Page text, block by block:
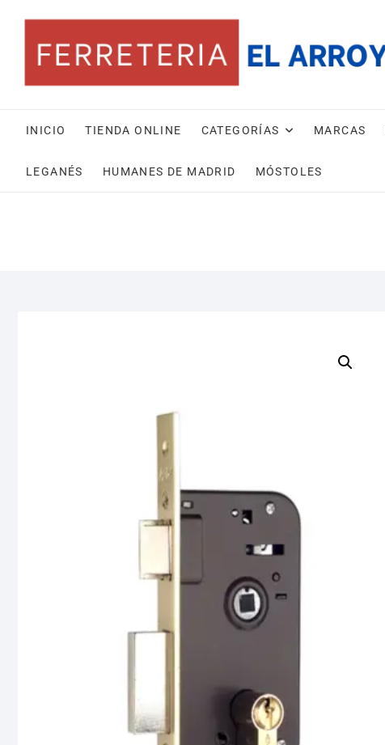
contenido
INICIO TIENDA ONLINE CATEGORÍAS MARCAS
LEGANÉS HUMANES DE MADRID MÓSTOLES